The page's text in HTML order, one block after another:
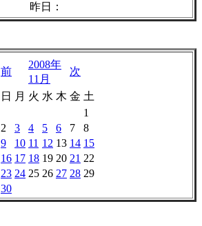
昨日：
前
2008年
11月
次
日 月 火 水 木 金 土
1
2
3 4 5 6 7
8
9
10 11 12 13 14 15
16 17 18 19 20 21 22
23 24 25 26 27 28 29
30